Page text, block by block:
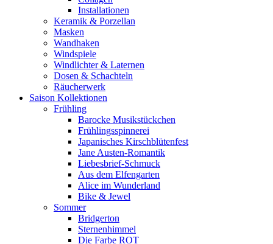
Installationen
Keramik & Porzellan
Masken
Wandhaken
Windspiele
Windlichter & Laternen
Dosen & Schachteln
Räucherwerk
Saison Kollektionen
Frühling
Barocke Musikstückchen
Frühlingsspinnerei
Japanisches Kirschblütenfest
Jane Austen-Romantik
Liebesbrief-Schmuck
Aus dem Elfengarten
Alice im Wunderland
Bike & Jewel
Sommer
Bridgerton
Sternenhimmel
Die Farbe ROT